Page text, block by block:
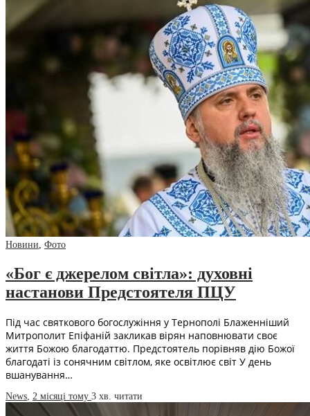
Новини Фото
«Бог є джерелом світла»: духовні
настанови Предстоятеля ПЦУ
Під час святкового богослужіння у Тернополі Блаженніший
Митрополит Епіфаній закликав вірян наповнювати своє
життя Божою благодаттю. Предстоятель порівняв дію Божої
благодаті із сонячним світлом, яке освітлює світ У день
вшанування…
News 2 місяці тому 3 хв. читати